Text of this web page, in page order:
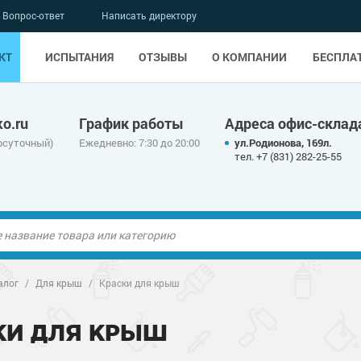
Вопрос-ответ Написать директору
ИСПЫТАНИЯ ОТЗЫВЫ О КОМПАНИИ
График работы
Ежедневно: 7:30 до 20:00
Адреса офис-
ул.Родионова, 169л.
тел. +7 (831) 282-25-55
полы
/ Для крыш / Краски для крыш
ДЛЯ КРЫШ